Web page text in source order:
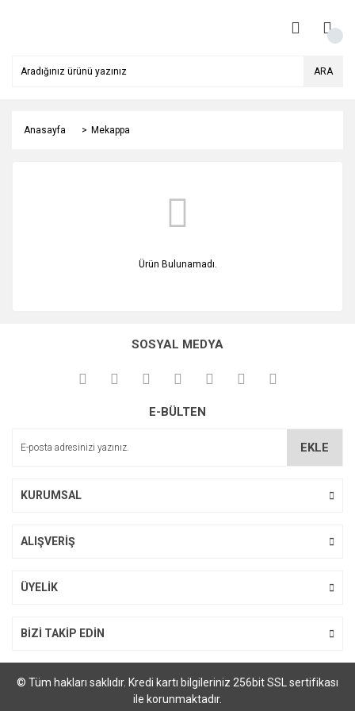
ARA
Anasayfa Mekappa
Ürün Bulunamadı.
SOSYAL MEDYA
E-BÜLTEN
EKLE
KURUMSAL
ALIŞVERİŞ
ÜYELİK
BİZİ TAKİP EDİN
© Tüm hakları saklıdır. Kredi kartı bilgileriniz 256bit SSL sertifikası
ile korunmaktadır.